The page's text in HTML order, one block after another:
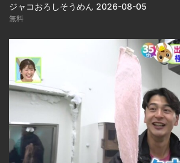
ジャコおろしそうめん 2026-08-05
無料